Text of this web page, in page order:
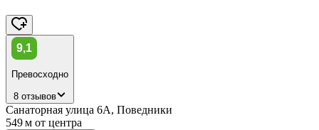
9,1
Превосходно
8 отзывов
Санаторная улица 6А, Поведники
549 м от центра